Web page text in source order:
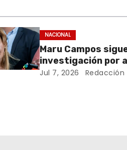
NACIONAL
Maru Campos
investigación por
agencias de EU
Jul 7, 2026 Redacción